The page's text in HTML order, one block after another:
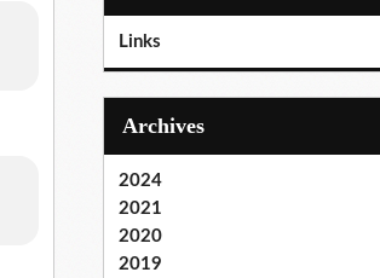
Links
Archives
2024
2021
2020
2019